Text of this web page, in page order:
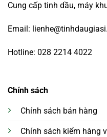
Cung cấp tinh dầu, máy
Email:
Hotline: 028 2214 4022
Chính sách
Chính sách bán hàng
Chính sách kiểm hàng